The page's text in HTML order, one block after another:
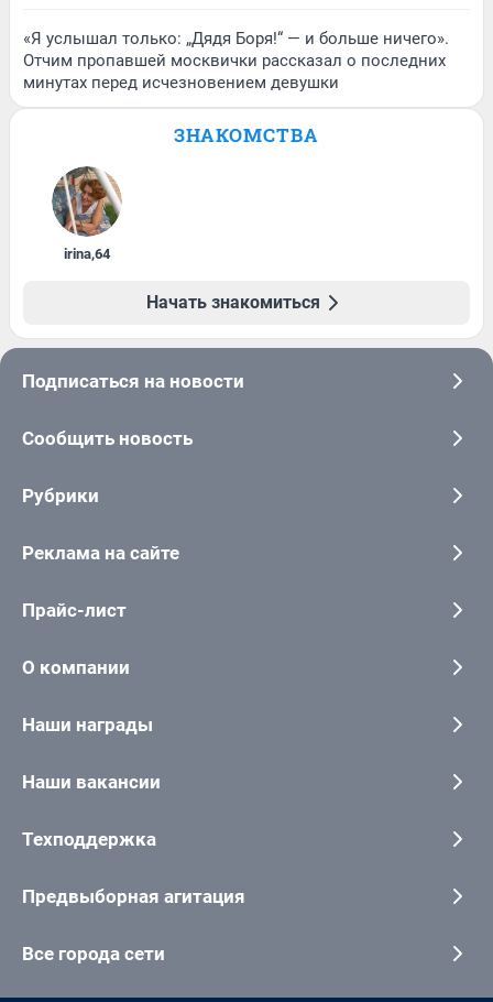
«Я услышал только: „Дядя Боря!“ — и больше ничего».
Отчим пропавшей москвички рассказал о последних
минутах перед исчезновением девушки
ЗНАКОМСТВА
irina,64
Начать знакомиться
Подписаться на новости
Сообщить новость
Рубрики
Реклама на сайте
Прайс-лист
О компании
Наши награды
Наши вакансии
Техподдержка
Предвыборная агитация
Все города сети